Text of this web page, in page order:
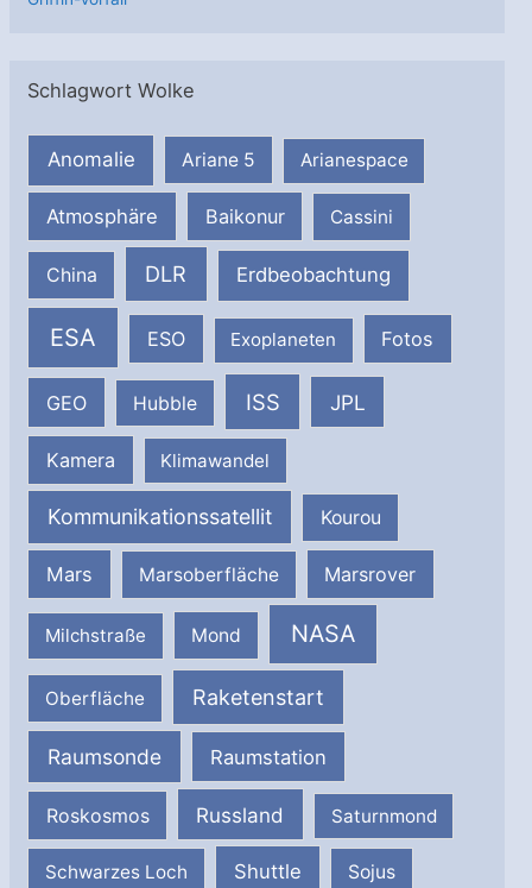
Schlagwort Wolke
Anomalie Ariane 5 Arianespace
Atmosphäre Baikonur Cassini
China DLR Erdbeobachtung
ESA ESO Exoplaneten Fotos
GEO Hubble ISS JPL
Kamera Klimawandel
Kommunikationssatellit Kourou
Mars Marsoberfläche Marsrover
Milchstraße Mond NASA
Oberfläche Raketenstart
Raumsonde Raumstation
Roskosmos Russland Saturnmond
Schwarzes Loch Shuttle Sojus